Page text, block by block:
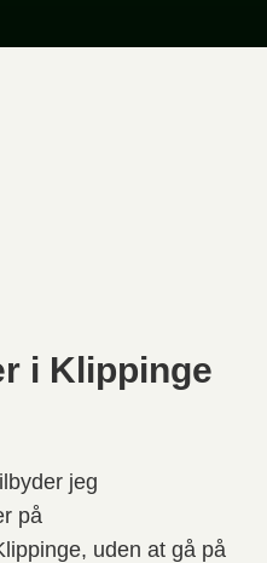
i Klippinge
jeg
på
uden at gå på